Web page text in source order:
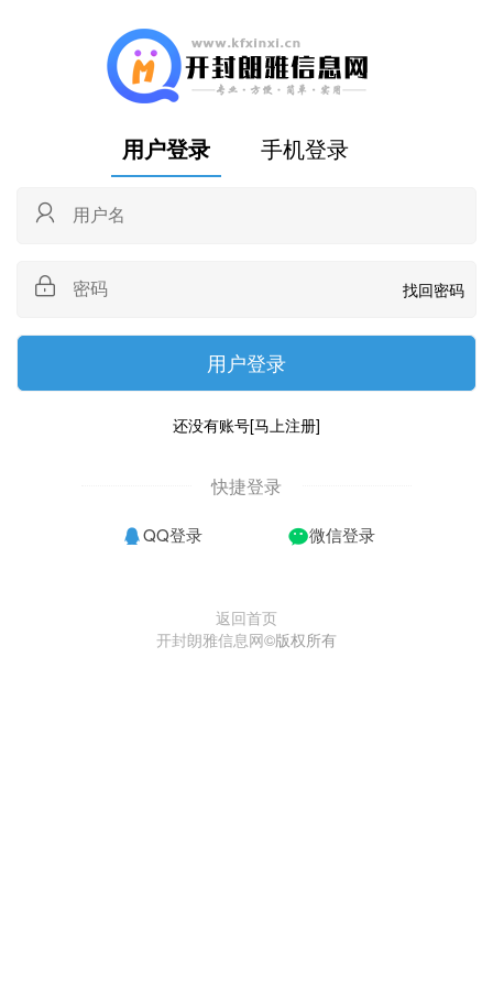
用户登录 手机登录
找回密码
还没有账号[马上注册]
快捷登录
QQ登录 微信登录
返回首页
开封朗雅信息网©版权所有